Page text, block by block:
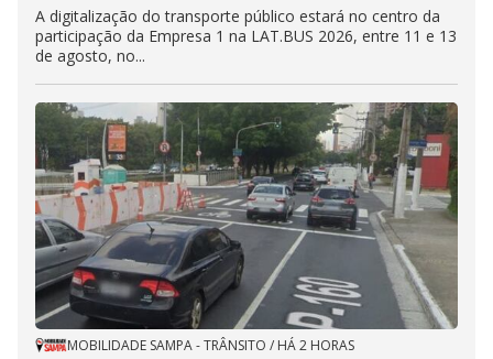
A digitalização do transporte público estará no centro da
participação da Empresa 1 na LAT.BUS 2026, entre 11 e 13
de agosto, no...
MOBILIDADE SAMPA - TRÂNSITO / HÁ 2 HORAS